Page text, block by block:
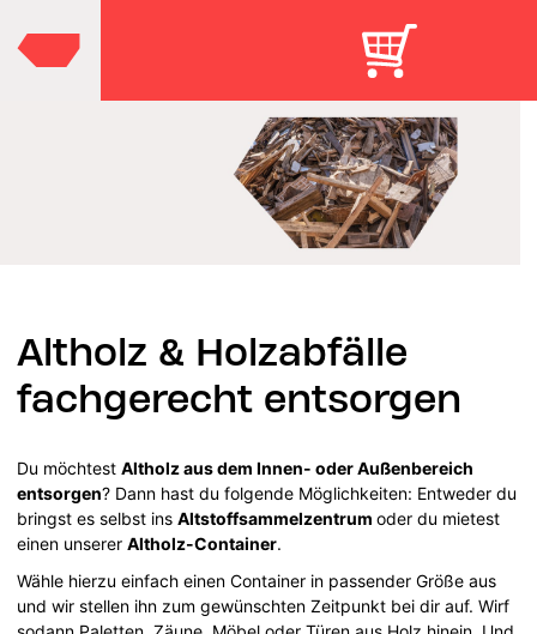
Altholz & Holzabfälle
fachgerecht entsorgen
Du möchtestAltholz aus dem Innen- oder Außenbereich
entsorgen? Dann hast du folgende Möglichkeiten: Entweder du
bringst es selbst insAltstoffsammelzentrumoder du mietest
einen unsererAltholz-Container.
Wähle hierzu einfach einen Container in passender Größe aus
und wir stellen ihn zum gewünschten Zeitpunkt bei dir auf. Wirf